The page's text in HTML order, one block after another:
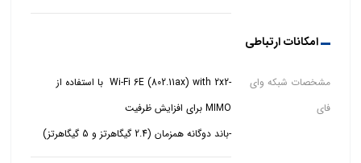
امکانات ارتباطی
مشخصات شبکه وای
فای
-Wi‑Fi 6E (802.11ax) with 2x2 با استفاده از
MIMO برای افزایش ظرفیت
-باند دوگانه همزمان (2.4 گیگاهرتز و 5 گیگاهرتز)